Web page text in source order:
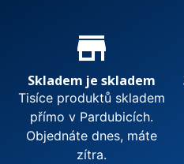
Proč nakupovat u nás?
store_mall_directory
Skladem je skladem
Tisíce produktů skladem
přímo v Pardubicích.
Objednáte dnes, máte
zítra.